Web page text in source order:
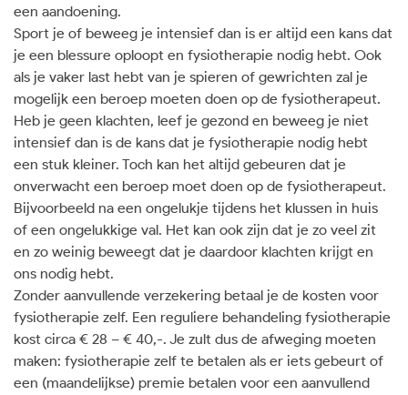
een aandoening.
Sport je of beweeg je intensief dan is er altijd een kans dat
je een blessure oploopt en fysiotherapie nodig hebt. Ook
als je vaker last hebt van je spieren of gewrichten zal je
mogelijk een beroep moeten doen op de fysiotherapeut.
Heb je geen klachten, leef je gezond en beweeg je niet
intensief dan is de kans dat je fysiotherapie nodig hebt
een stuk kleiner. Toch kan het altijd gebeuren dat je
onverwacht een beroep moet doen op de fysiotherapeut.
Bijvoorbeeld na een ongelukje tijdens het klussen in huis
of een ongelukkige val. Het kan ook zijn dat je zo veel zit
en zo weinig beweegt dat je daardoor klachten krijgt en
ons nodig hebt.
Zonder aanvullende verzekering betaal je de kosten voor
fysiotherapie zelf. Een reguliere behandeling fysiotherapie
kost circa € 28 – € 40,-. Je zult dus de afweging moeten
maken: fysiotherapie zelf te betalen als er iets gebeurt of
een (maandelijkse) premie betalen voor een aanvullend